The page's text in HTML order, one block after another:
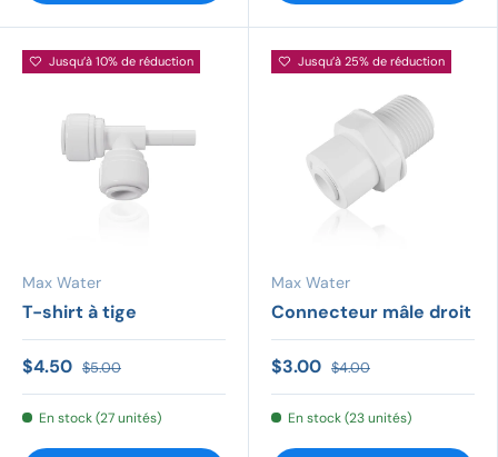
Jusqu’à 10% de réduction
Max Water
T-shirt à tige
$4.50 $5.00
En stock (27 unités)
Jusqu’à 25% de réduction
Max Water
Connecteur mâle droit
$3.00 $4.00
En stock (23 unités)